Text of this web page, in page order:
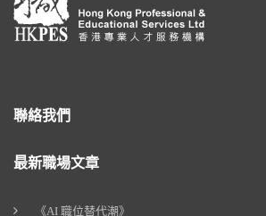
聯絡我們
最新職場文章
《AI 職位替代潮》